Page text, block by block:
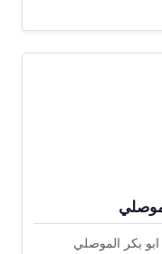
بكر الموصلي